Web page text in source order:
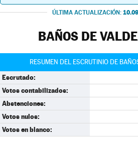
ÚLTIMA ACTUALIZACIÓN: 10.09
BAÑOS DE
RESUMEN DEL ESCRUTINIO DE
Escrutado:
Votos contabilizados:
Abstenciones:
Votos nulos:
Votos en blanco: